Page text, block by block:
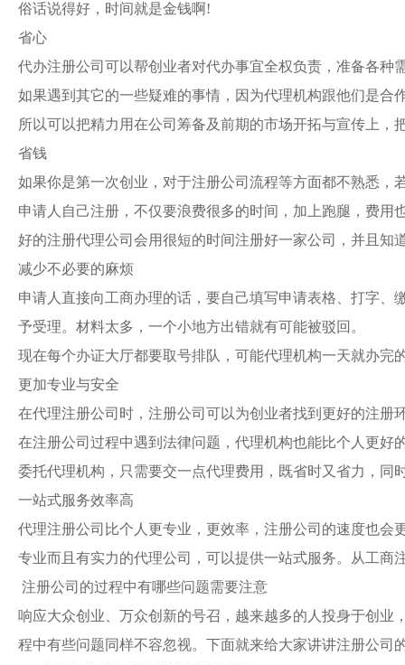
俗话说得好，时间就是金钱啊!
省心
代办注册公司可以帮创业者对代办事宜全权负责，准备各种
如果遇到其它的一些疑难的事情，因为代理机构跟他们是
所以可以把精力用在公司筹备及前期的市场开拓与宣传上，
省钱
如果你是第一次创业，对于注册公司流程等方面都不熟悉，
申请人自己注册，不仅要浪费很多的时间，加上跑腿，费
好的注册代理公司会用很短的时间注册好一家公司，并且
减少不必要的麻烦
申请人直接向工商办理的话，要自己填写申请表格、打字
予受理。材料太多，一个小地方出错就有可能被驳回。
现在每个办证大厅都要取号排队，可能代理机构一天就办完
更加专业与安全
在代理注册公司时，注册公司可以为创业者找到更好的注册
在注册公司过程中遇到法律问题，代理机构也能比个人更好
委托代理机构，只需要交一点代理费用，既省时又省力，
一站式服务效率高
代理注册公司比个人更专业，更效率，注册公司的速度也
专业而且有实力的代理公司，可以提供一站式服务。从工商
注册公司的过程中有哪些问题需要注意
响应大众创业、万众创新的号召，越来越多的人投身于创
程中有些问题同样不容忽视。下面就来给大家讲讲注册公司